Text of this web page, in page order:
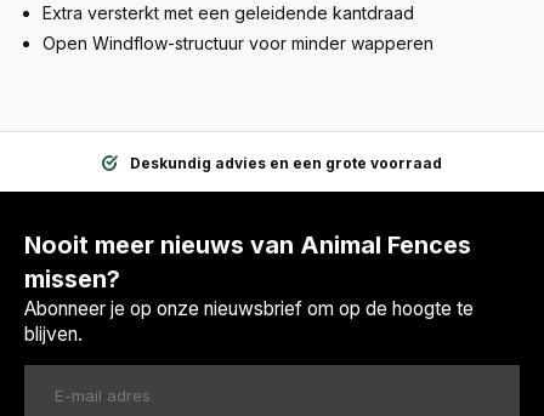
Extra versterkt met een geleidende kantdraad
Open Windflow-structuur voor minder wapperen
Deskundig advies en een grote voorraad
Nooit meer nieuws van Animal Fences
missen?
Abonneer je op onze nieuwsbrief om op de hoogte te
blijven.